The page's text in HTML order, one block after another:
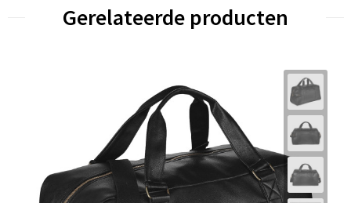
Gerelateerde producten